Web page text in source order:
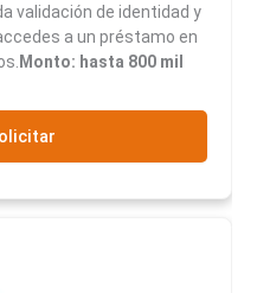
validación de identidad y
a un préstamo en
Monto: hasta 800 mil